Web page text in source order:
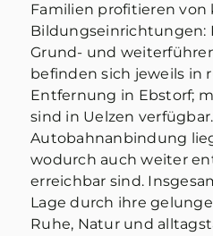
Familien profitieren von
Bildungseinrichtungen:
Grund- und
befinden sich jeweils in
Entfernung in Ebstorf;
sind in Uelzen
Autobahnanbindung
wodurch auch weiter
erreichbar sind.
Lage durch ihre
Ruhe, Natur und